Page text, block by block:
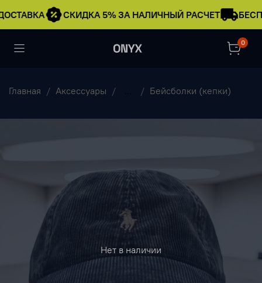
СКИДКА 5% ЗА НАЛИЧНЫЙ РАСЧЕТ
0
Главная Аксессуары Бейсболки (кепки)
Нет в наличии